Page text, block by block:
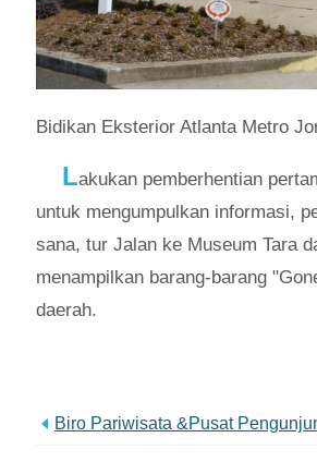
Bidikan Eksterior Atlanta Metro
Lakukan pemberhentian
untuk mengumpulkan informasi,
sana, tur Jalan ke Museum Tara
menampilkan barang-barang
daerah.